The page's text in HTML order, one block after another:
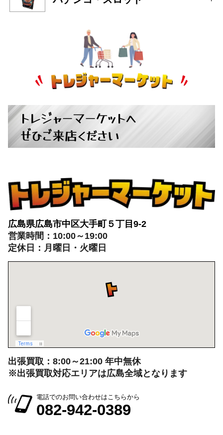
トレジャーマーケットへ
ぜひご来店ください
広島県広島市中区大手町５丁目9-2
営業時間：10:00～19:00
定休日：月曜日・火曜日
出張買取：8:00～21:00 年中無休
※出張買取対応エリアは広島全域となります
電話でのお問い合わせはこちらから
082-942-0389